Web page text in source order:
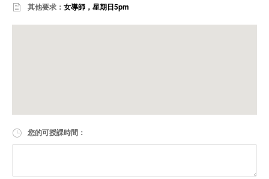
其他要求： 女導師，星期日5pm
您的可授課時間：